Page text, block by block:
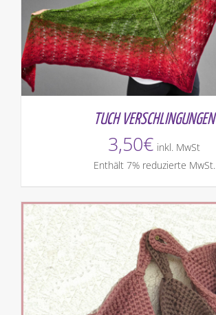
TUCH VERSCHLINGUNGEN
3,50€ inkl. MwSt
Enthält 7% reduzierte MwSt.